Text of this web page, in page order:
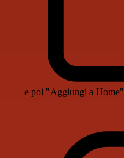
e poi "Aggiungi a Home"